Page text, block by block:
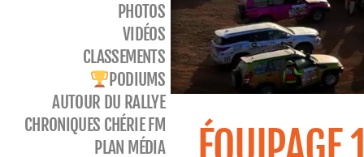
PHOTOS
VIDÉOS
CLASSEMENTS
PODIUMS
AUTOUR DU RALLYE
CHRONIQUES CHÉRIE FM
PLAN MÉDIA